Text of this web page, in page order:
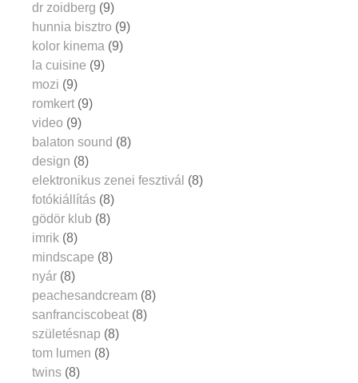
dr zoidberg (9)
hunnia bisztro (9)
kolor kinema (9)
la cuisine (9)
mozi (9)
romkert (9)
video (9)
balaton sound (8)
design (8)
elektronikus zenei fesztivál (8)
fotókiállítás (8)
gödör klub (8)
imrik (8)
mindscape (8)
nyár (8)
peachesandcream (8)
sanfranciscobeat (8)
születésnap (8)
tom lumen (8)
twins (8)